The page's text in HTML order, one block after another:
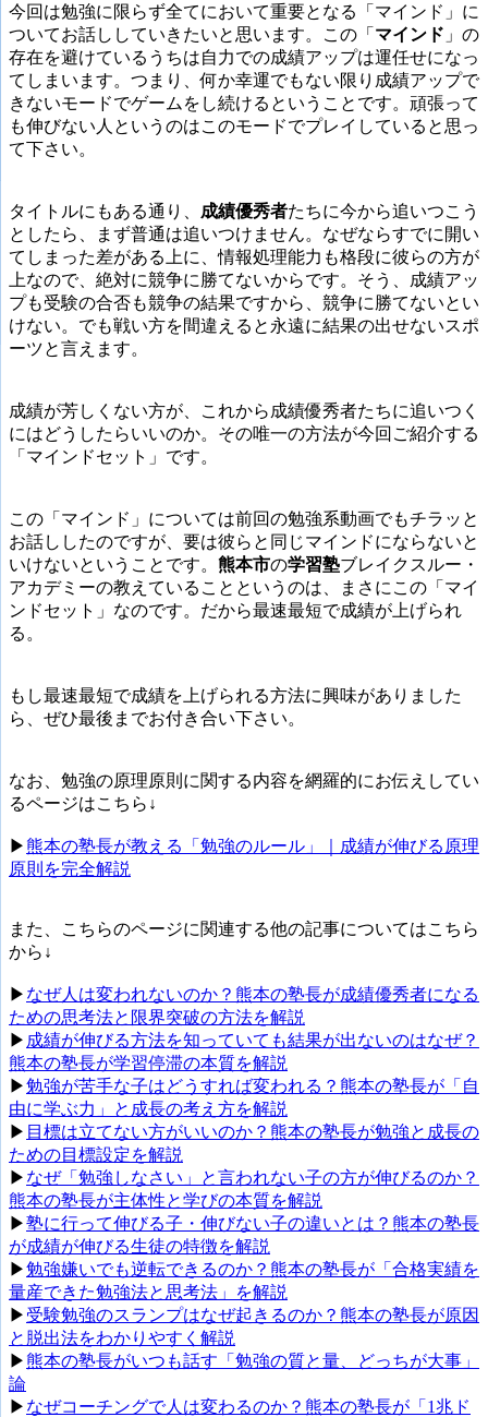
今回は勉強に限らず全てにおいて重要となる「マインド」に
ついてお話ししていきたいと思います。この「 マインド 」の
存在を避けているうちは自力での成績アップは運任せになっ
てしまいます。つまり、何か幸運でもない限り成績アップで
きないモードでゲームをし続けるということです。頑張って
も伸びない人というのはこのモードでプレイしていると思っ
て下さい。
タイトルにもある通り、 成績優秀者たちに今から追いつこう
としたら、まず普通は追いつけません。なぜならすでに開い
てしまった差がある上に、情報処理能力も格段に彼らの方が
上なので、絶対に競争に勝てないからです。そう、成績アッ
プも受験の合否も競争の結果ですから、競争に勝てないとい
けない。でも戦い方を間違えると永遠に結果の出せないスポ
ーツと言えます。
成績が芳しくない方が、これから成績優秀者たちに追いつく
にはどうしたらいいのか。その唯一の方法が今回ご紹介する
「マインドセット」です。
この「マインド」については前回の勉強系動画でもチラッと
お話ししたのですが、要は彼らと同じマインドにならないと
いけないということです。 熊本市の学習塾ブレイクスルー・
アカデミーの教えていることというのは、まさにこの「マイ
ンドセット」なのです。だから最速最短で成績が上げられ
る。
もし最速最短で成績を上げられる方法に興味がありました
ら、ぜひ最後までお付き合い下さい。
なお、勉強の原理原則に関する内容を網羅的にお伝えしてい
るページはこちら↓
▶︎熊本の塾長が教える「勉強のルール」｜成績が伸びる原理
原則を完全解説
また、こちらのページに関連する他の記事についてはこちら
から↓
▶︎ なぜ人は変われないのか？熊本の塾長が成績優秀者になる
ための思考法と限界突破の方法を解説
▶︎ 成績が伸びる方法を知っていても結果が出ないのはなぜ？
熊本の塾長が学習停滞の本質を解説
▶︎勉強が苦手な子はどうすれば変われる？熊本の塾長が「自
由に学ぶ力」と成長の考え方を解説
▶︎ 目標は立てない方がいいのか？熊本の塾長が勉強と成長の
ための目標設定を解説
▶︎ なぜ「勉強しなさい」と言われない子の方が伸びるのか？
熊本の塾長が主体性と学びの本質を解説
▶︎塾に行って伸びる子・伸びない子の違いとは？熊本の塾長
が成績が伸びる生徒の特徴を解説
▶︎勉強嫌いでも逆転できるのか？熊本の塾長が「合格実績を
量産できた勉強法と思考法」を解説
▶︎ 受験勉強のスランプはなぜ起きるのか？熊本の塾長が原因
と脱出法をわかりやすく解説
▶︎熊本の塾長がいつも話す「勉強の質と量、どっちが大事」
論
▶︎ なぜコーチングで人は変わるのか？熊本の塾長が「1兆ド